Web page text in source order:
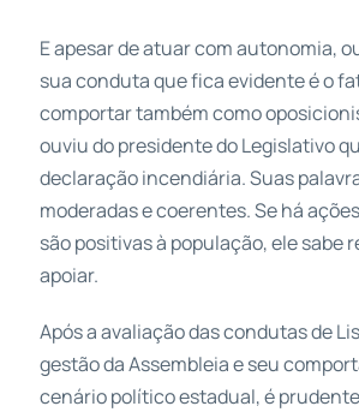
E apesar de atuar com autonomia,
sua conduta que fica evidente é o
comportar também como
ouviu do presidente do Legislativo
declaração incendiária. Suas
moderadas e coerentes. Se há
são positivas à população, ele sabe
apoiar.
Após a avaliação das condutas de
gestão da Assembleia e seu
cenário político estadual, é